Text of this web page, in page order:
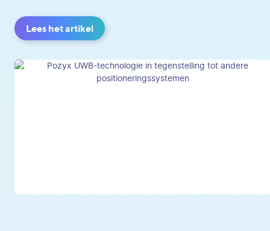
Lees het artikel